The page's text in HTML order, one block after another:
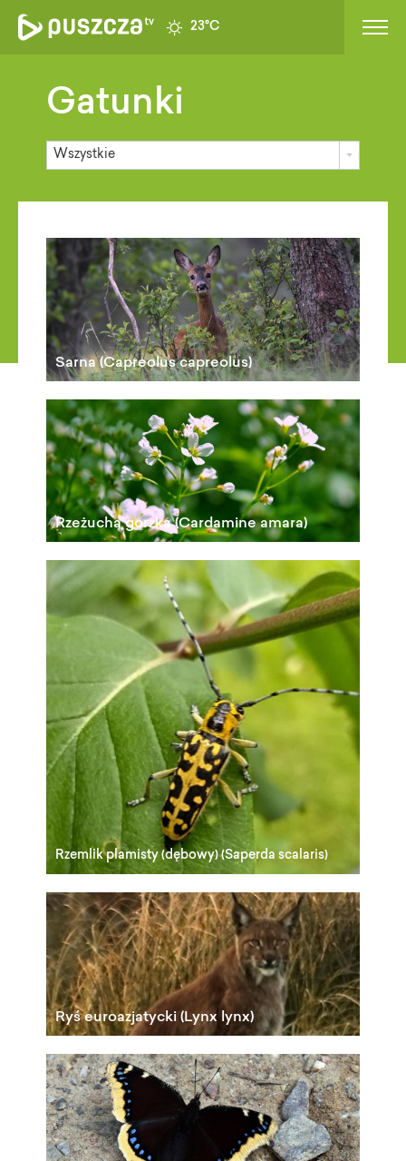
23°C
Gatunki
Wszystkie
Sarna (Capreolus capreolus)
Rzeżucha gorzka (Cardamine amara)
Rzemlik plamisty (dębowy) (Saperda scalaris)
Ryś euroazjatycki (Lynx lynx)